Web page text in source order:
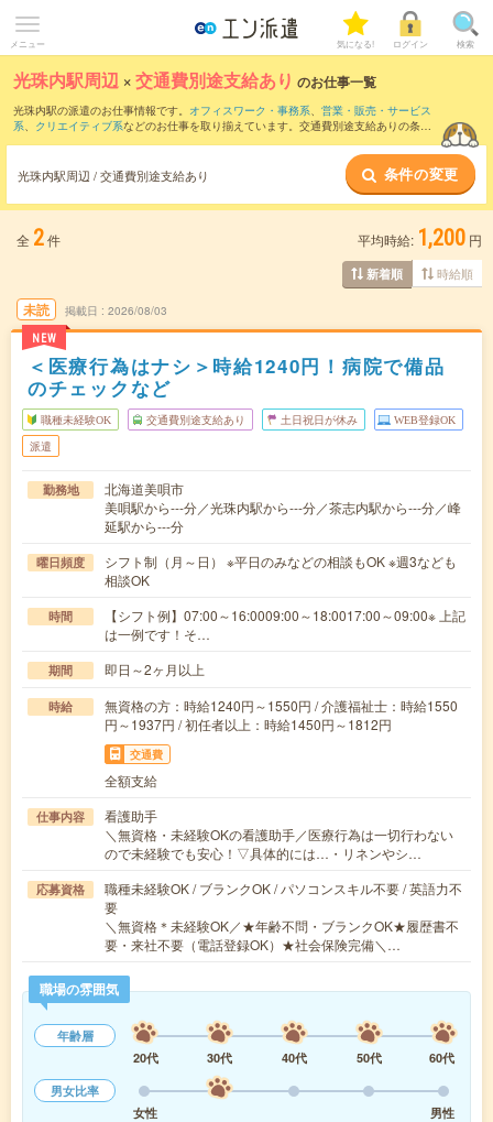
メニュー 気になる! ログイン 検索
光珠内駅周辺 ×交通費別途支給あり のお仕事一覧
光珠内駅の派遣のお仕事情報です。 オフィスワーク・事務系、 営業・販売・サービス
系、 クリエイティブ系などのお仕事を取り揃えています。交通費別途支給ありの条件
光珠内駅周辺 / 交通費別途支給あり 条件の変更
全 2件 平均時給: 1,200 円
新着順 時給順
未読
NEW
掲載日 2026/08/03
＜医療行為はナシ＞時給1240円！病院で備品
のチェックなど
職種未経験OK 交通費別途支給あり 土日祝日が休み WEB登録OK
派遣
勤務地
北海道美唄市
美唄駅から---分／光珠内駅から---分／茶志内駅から---分／峰
延駅から---分
曜日頻度
シフト制（月～日） ※平日のみなどの相談もOK ※週3なども
相談OK
時間
【シフト例】07:00～16:0009:00～18:0017:00～09:00※ 上記
は一例です！そ…
期間 即日～2ヶ月以上
時給
無資格の方：時給1240円～1550円 / 介護福祉士：時給1550
円～1937円 / 初任者以上：時給1450円～1812円
交通費
全額支給
仕事内容
看護助手
＼無資格・未経験OKの看護助手／医療行為は一切行わない
ので未経験でも安心！▽具体的には…・リネンやシ…
応募資格
職種未経験OK / ブランクOK / パソコンスキル不要 / 英語力不
要
＼無資格＊未経験OK／★年齢不問・ブランクOK★履歴書不
要・来社不要（電話登録OK）★社会保険完備＼…
職場の雰囲気
年齢層
20代
30代 40代 50代
60代
男女比率
女性
男性